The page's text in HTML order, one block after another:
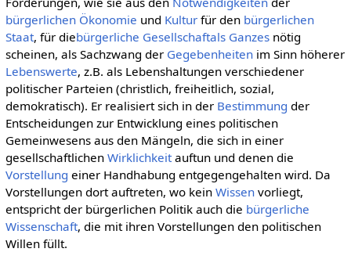
bürgerlichen Ökonomie und Kulturfür den bürgerlichen
Staat, für diebürgerliche Gesellschaftals Ganzesnötig
scheinen, als Sachzwang der Gegebenheitenim Sinn höherer
Lebenswerte, z.B. als Lebenshaltungen verschiedener
politischer Parteien (christlich, freiheitlich, sozial,
demokratisch). Er realisiert sich in der Bestimmung der
Entscheidungen zur Entwicklung eines politischen
Gemeinwesens aus den Mängeln, die sich in einer
gesellschaftlichen Wirklichkeitauftun und denen die
Vorstellung einer Handhabung entgegengehalten wird. Da
Vorstellungen dort auftreten, wo kein Wissenvorliegt,
entspricht der bürgerlichen Politik auch die bürgerliche
Wissenschaft, die mit ihren Vorstellungen den politischen
Willen füllt.